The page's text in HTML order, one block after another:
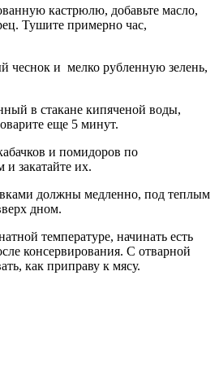
кастрюлю, добавьте масло,
Тушите примерно час,
чеснок и мелко рубленную зелень,
в стакане кипяченой воды,
еще 5 минут.
и помидоров по
закатайте их.
должны медленно, под теплым
дном.
температуре, начинать есть
консервирования. С отварной
как приправу к мясу.